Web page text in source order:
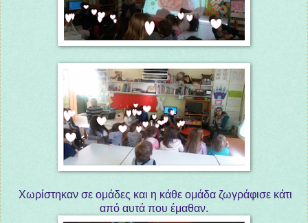
Χωρίστηκαν σε ομάδες και η κάθε ομάδα ζωγράφισε κάτι
από αυτά που έμαθαν.